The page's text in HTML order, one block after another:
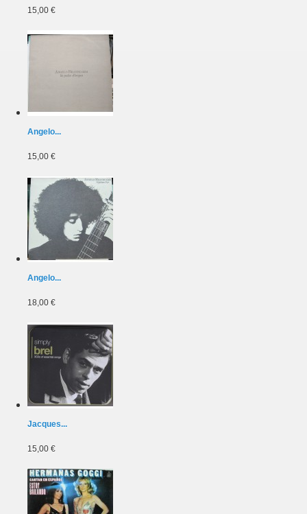
15,00 €
Angelo...
15,00 €
Angelo...
18,00 €
Jacques...
15,00 €